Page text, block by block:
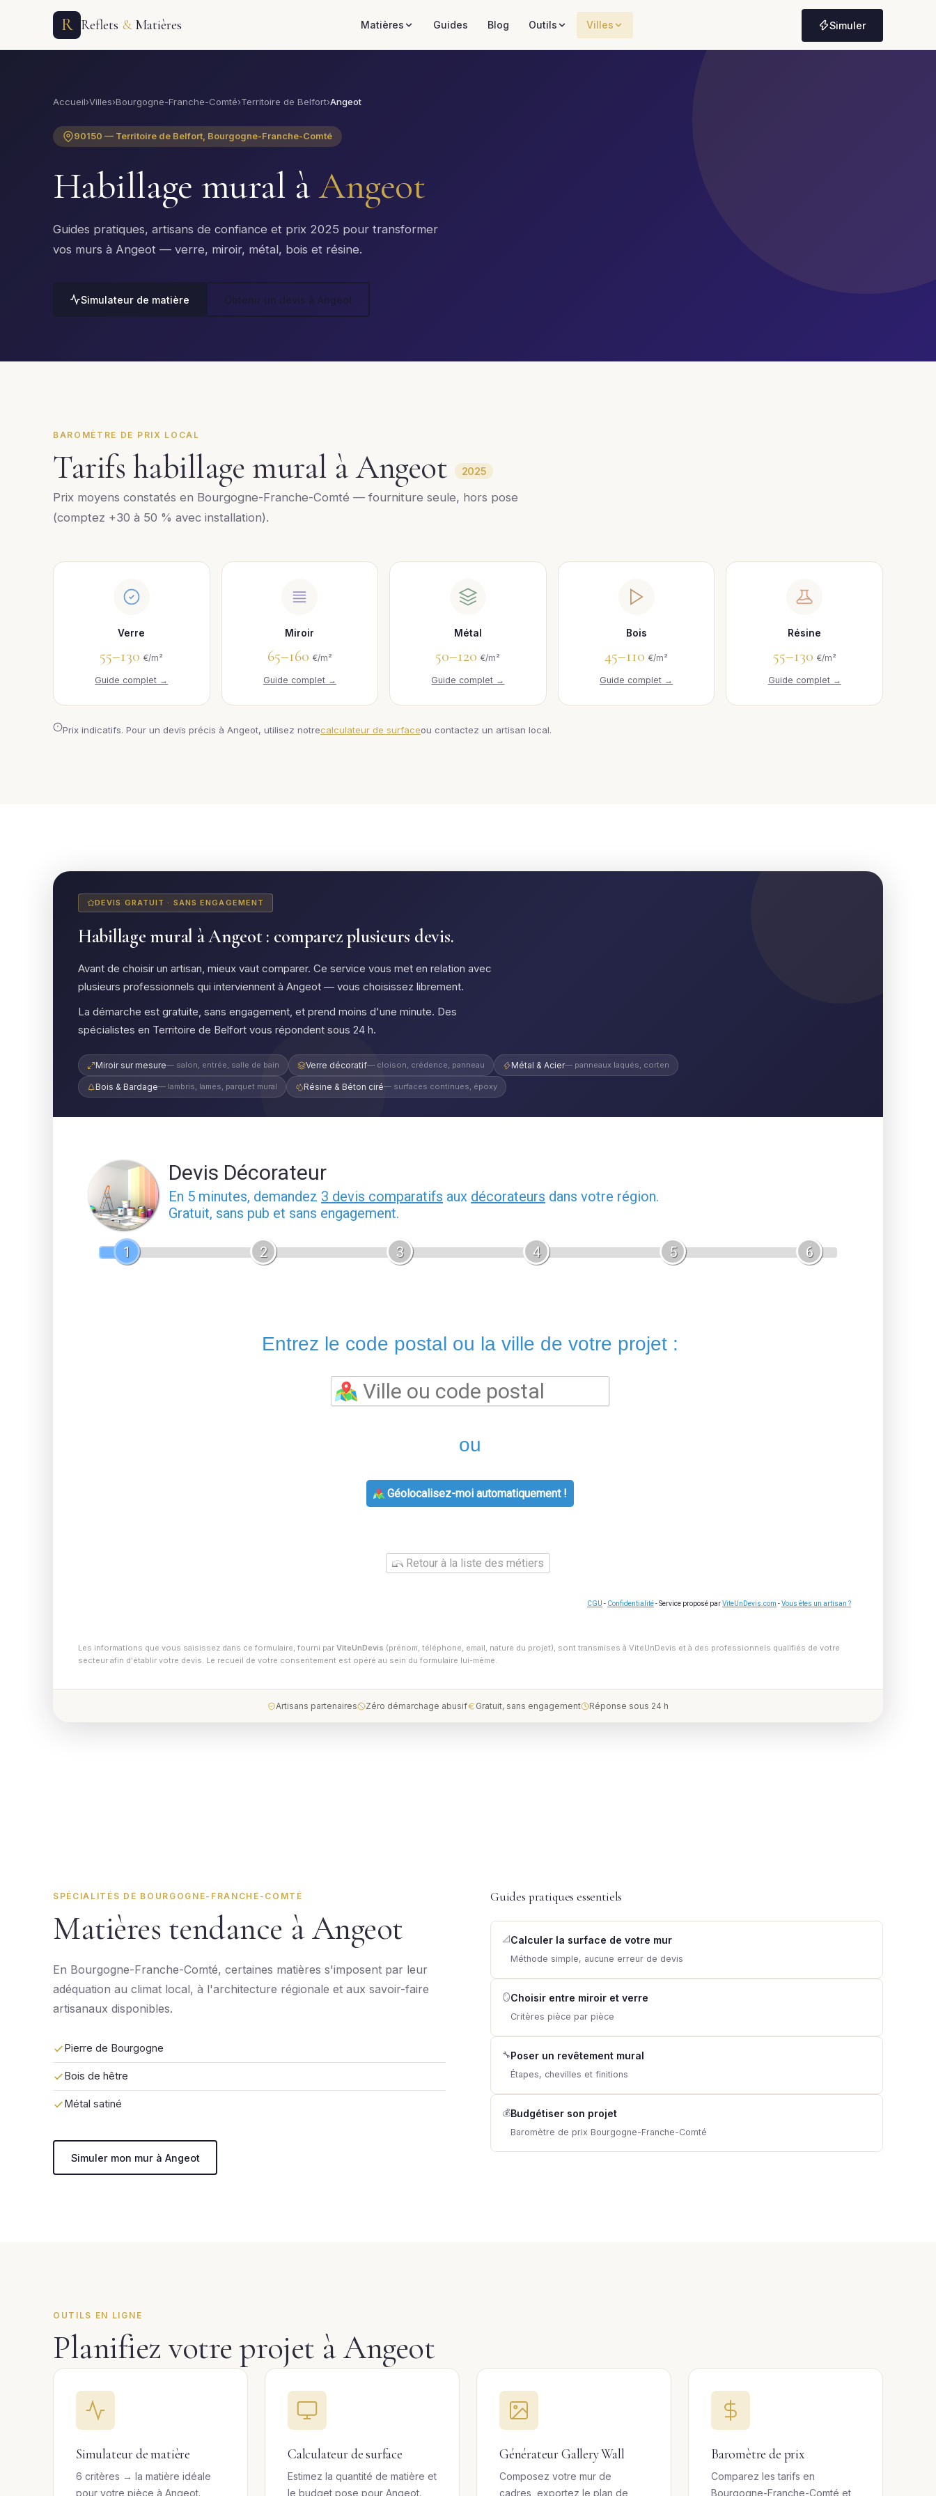
R Reflets &Matières Matières Guides Blog Outils Villes Simuler
Accueil›Villes›Bourgogne-Franche-Comté›Territoire de Belfort›Angeot
90150 — Territoire de Belfort, Bourgogne-Franche-Comté
Habillage mural àAngeot
Guides pratiques, artisans de confiance et prix 2025 pour transformer
vos murs à Angeot — verre, miroir, métal, bois et résine.
Simulateur de matière Obtenir un devis à Angeot
BAROMÈTRE DE PRIX LOCAL
Tarifs habillage mural à Angeot 2025
Prix moyens constatés en Bourgogne-Franche-Comté — fourniture seule, hors pose
(comptez +30 à 50 % avec installation).
Verre
55–130€/m²
Guide complet →
Miroir
65–160 €/m²
Guide complet →
Métal
50–120€/m²
Guide complet →
Bois
45–110€/m²
Guide complet →
Résine
55–130 €/m²
Guide complet →
Prix indicatifs. Pour un devis précis à Angeot, utilisez notrecalculateur de surfaceou contactez un artisan local.
DEVIS GRATUIT · SANS ENGAGEMENT
Habillage mural à Angeot : comparez plusieurs devis.
Avant de choisir un artisan, mieux vaut comparer. Ce service vous met en relation avec
plusieurs professionnels qui interviennent à Angeot — vous choisissez librement.
La démarche est gratuite, sans engagement, et prend moins d'une minute. Des
spécialistes en Territoire de Belfort vous répondent sous 24 h.
Miroir sur mesure— salon, entrée, salle de bain Verre décoratif— cloison, crédence, panneau Métal & Acier— panneaux laqués, corten
Bois & Bardage— lambris, lames, parquet mural Résine & Béton ciré— surfaces continues, époxy
Devis Décorateur
En 5 minutes, demandez 3 devis comparatifs aux décorateurs dans votre région.
Gratuit, sans pub et sans engagement.
1 2 3 4 5 6
Entrez le code postal ou la ville de votre projet :
ou
Géolocalisez-moi automatiquement !
Retour à la liste des métiers
CGU - Confidentialité- Service proposé parViteUnDevis.com -Vous êtes un artisan ?
Les informations que vous saisissez dans ce formulaire, fourni par ViteUnDevis (prénom, téléphone, email, nature du projet), sont transmises à ViteUnDevis et à des professionnels qualifiés de votre
secteur afin d'établir votre devis. Le recueil de votre consentement est opéré au sein du formulaire lui-même.
Artisans partenaires Zéro démarchage abusif Gratuit, sans engagement Réponse sous 24 h
SPÉCIALITÉS DE BOURGOGNE-FRANCHE-COMTÉ
Matières tendance à Angeot
En Bourgogne-Franche-Comté, certaines matières s'imposent par leur
adéquation au climat local, à l'architecture régionale et aux savoir-faire
artisanaux disponibles.
Pierre de Bourgogne
Bois de hêtre
Métal satiné
Simuler mon mur à Angeot
Guides pratiques essentiels
📐 Calculer la surface de votre mur
Méthode simple, aucune erreur de devis
🪞Choisir entre miroir et verre
Critères pièce par pièce
🔧Poser un revêtement mural
Étapes, chevilles et finitions
💰Budgétiser son projet
Baromètre de prix Bourgogne-Franche-Comté
OUTILS EN LIGNE
Planifiez votre projet à Angeot
Simulateur de matière
6 critères → la matière idéale
pour votre pièce à Angeot.
Calculateur de surface
Estimez la quantité de matière et
le budget pose pour Angeot.
Générateur Gallery Wall
Composez votre mur de
cadres, exportez le plan de
Baromètre de prix
Comparez les tarifs en
Bourgogne-Franche-Comté et